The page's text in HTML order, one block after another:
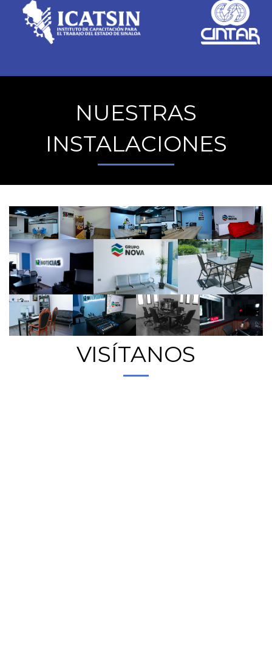
NUESTRAS
INSTALACIONES
VISÍTANOS